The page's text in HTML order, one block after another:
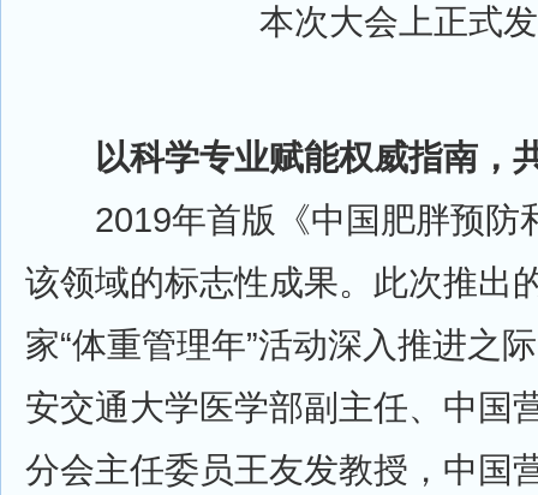
本次大会上正式
以科学专业赋能权威指南，
2019年首版《中国肥胖预防
该领域的标志性成果。此次推出
家“体重管理年”活动深入推进之
安交通大学医学部副主任、中国
分会主任委员王友发教授，中国